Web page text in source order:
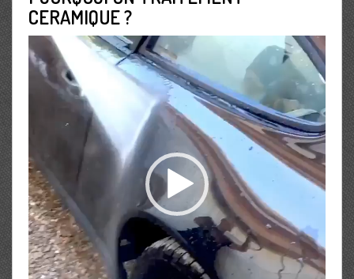
CERAMIQUE ?
Lecteur
vidéo